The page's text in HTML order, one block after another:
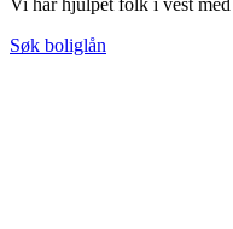
Vi har hjulpet folk i vest
Søk boliglån